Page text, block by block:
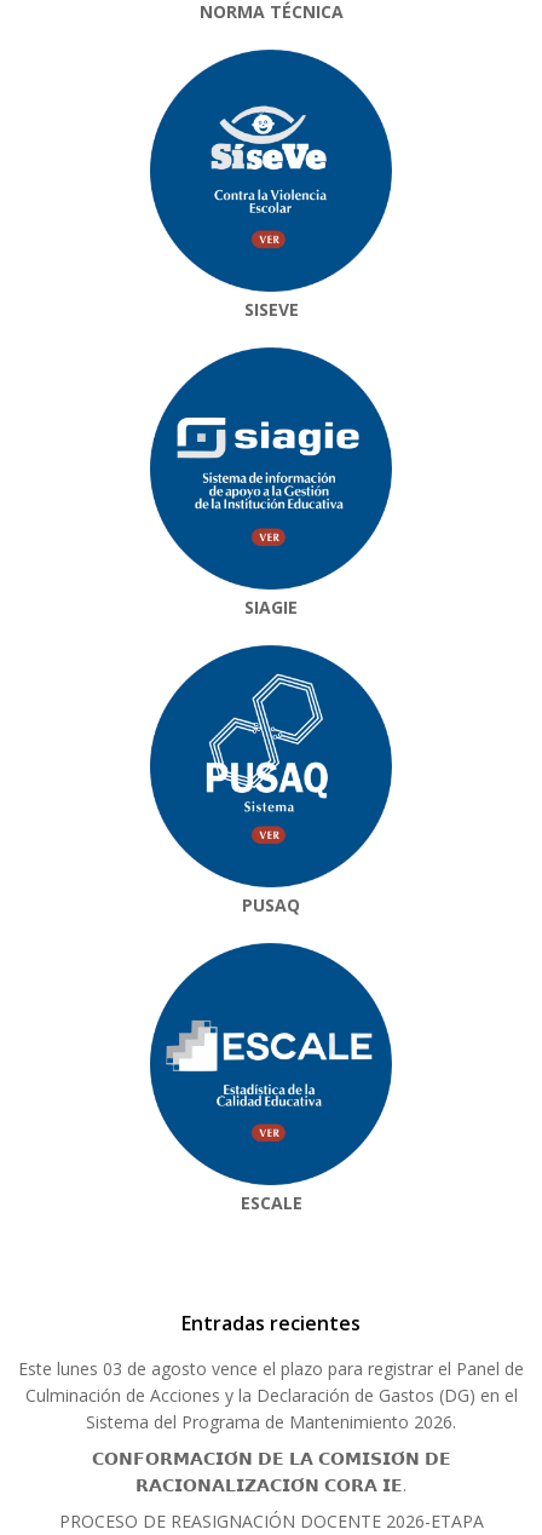
NORMA TÉCNICA
SISEVE
SIAGIE
PUSAQ
ESCALE
Entradas recientes
Este lunes 03 de agosto vence el plazo para registrar el Panel de
Culminación de Acciones y la Declaración de Gastos (DG) en el
Sistema del Programa de Mantenimiento 2026.
𝗖𝗢𝗡𝗙𝗢𝗥𝗠𝗔𝗖𝗜𝗢́𝗡 𝗗𝗘 𝗟𝗔 𝗖𝗢𝗠𝗜𝗦𝗜𝗢́𝗡 𝗗𝗘
𝗥𝗔𝗖𝗜𝗢𝗡𝗔𝗟𝗜𝗭𝗔𝗖𝗜𝗢́𝗡 𝗖𝗢𝗥𝗔 𝗜𝗘.
PROCESO DE REASIGNACIÓN DOCENTE 2026-ETAPA